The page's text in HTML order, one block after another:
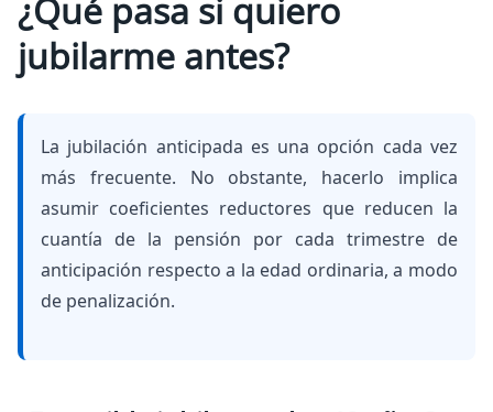
¿Qué pasa si quiero
jubilarme antes?
La jubilación anticipada es una opción cada vez
más frecuente. No obstante, hacerlo implica
asumir coeficientes reductores que reducen la
cuantía de la pensión por cada trimestre de
anticipación respecto a la edad ordinaria, a modo
de penalización.